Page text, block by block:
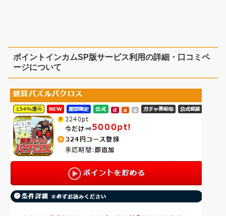
ポイントインカムSP版サービス利用の詳細・口コミペ
ージについて